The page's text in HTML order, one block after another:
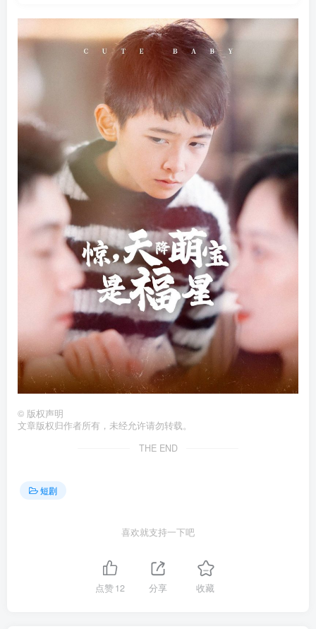
© 版权声明
文章版权归作者所有，未经允许请勿转载。
THE END
短剧
喜欢就支持一下吧
点赞12 分享 收藏